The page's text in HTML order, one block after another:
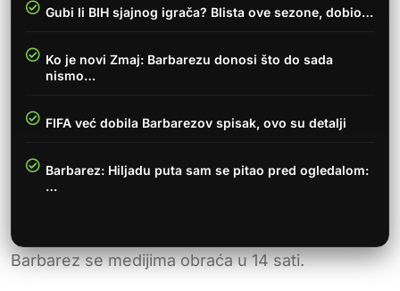
Gubi li BIH sjajnog igrača? Blista ove sezone, dobio…
Ko je novi Zmaj: Barbarezu donosi što do sada
nismo…
FIFA već dobila Barbarezov spisak, ovo su detalji
Barbarez: Hiljadu puta sam se pitao pred ogledalom:
…
Barbarez se medijima obraća u 14 sati.